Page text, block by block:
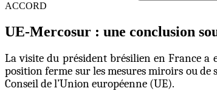
ACCORD
UE-Mercosur : une conclusion
La visite du président brésilien en France a
position ferme sur les mesures miroirs ou de
Conseil de l’Union européenne (UE).